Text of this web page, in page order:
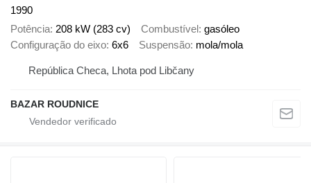
1990
Potência 208 kW (283 cv) Combustível gasóleo
Configuração do eixo 6x6 Suspensão mola/mola
República Checa, Lhota pod Libčany
BAZAR ROUDNICE